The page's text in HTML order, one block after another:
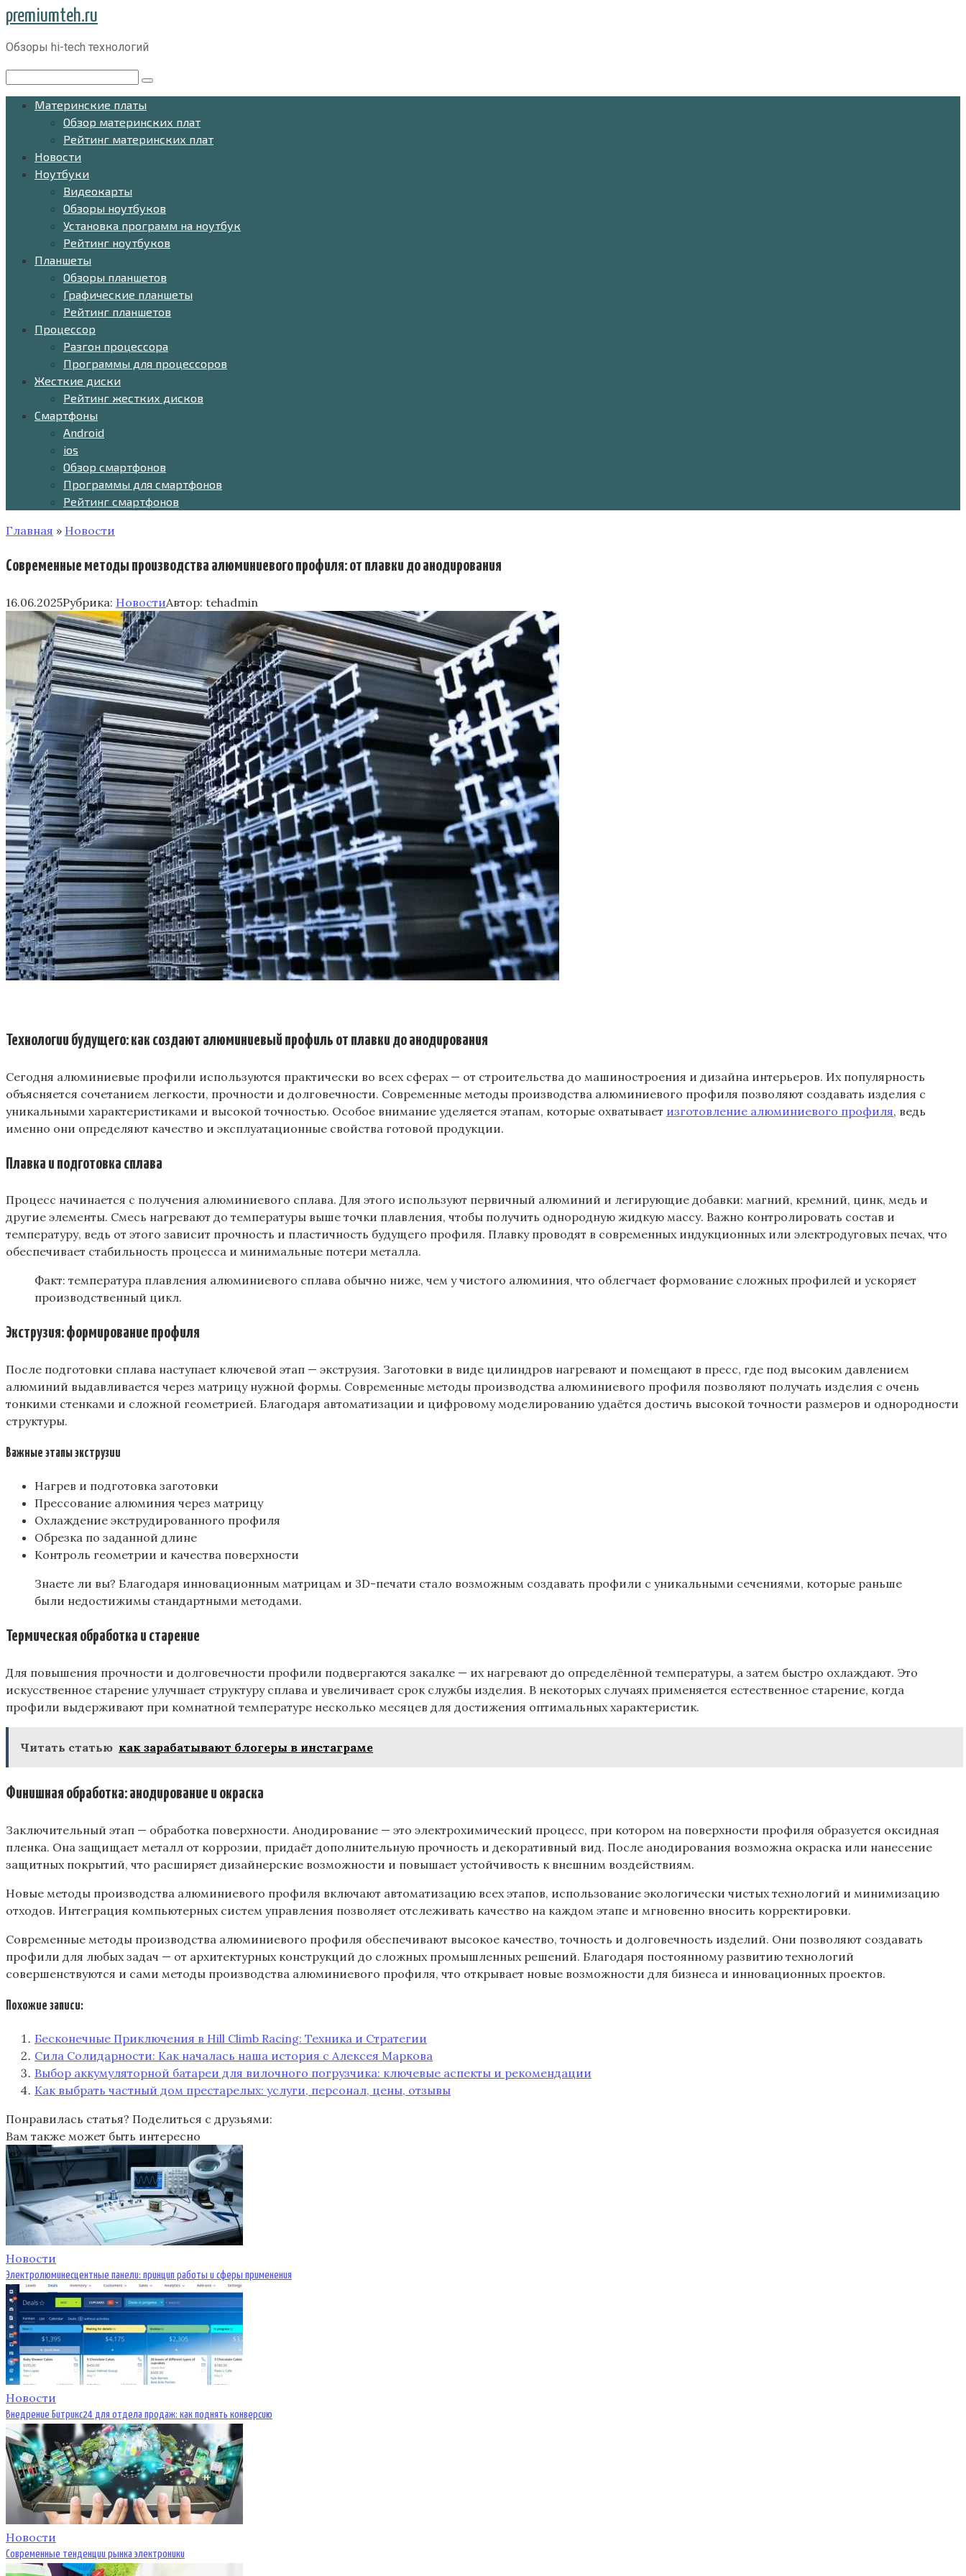
Перейти
контенту
premiumteh.ru
Обзоры hi-tech технологий
Материнские платы
Обзор материнских плат
Рейтинг материнских плат
Новости
Ноутбуки
Видеокарты
Обзоры ноутбуков
Установка программ на ноутбук
Рейтинг ноутбуков
Планшеты
Обзоры планшетов
Графические планшеты
Рейтинг планшетов
Процессор
Разгон процессора
Программы для процессоров
Жесткие диски
Рейтинг жестких дисков
Смартфоны
Android
ios
Обзор смартфонов
Программы для смартфонов
Рейтинг смартфонов
Главная » Новости
Современные методы производства алюминиевого профиля: от плавки до анодирования
16.06.2025Рубрика: НовостиАвтор: tehadmin
Технологии будущего: как создают алюминиевый профиль от плавки до анодирования
Сегодня алюминиевые профили используются практически во всех сферах — от строительства до машиностроения и дизайна интерьеров. Их популярность
объясняется сочетанием легкости, прочности и долговечности. Современные методы производства алюминиевого профиля позволяют создавать изделия с
уникальными характеристиками и высокой точностью. Особое внимание уделяется этапам, которые охватывает изготовление алюминиевого профиля, ведь
именно они определяют качество и эксплуатационные свойства готовой продукции.
Плавка и подготовка сплава
Процесс начинается с получения алюминиевого сплава. Для этого используют первичный алюминий и легирующие добавки: магний, кремний, цинк, медь и
другие элементы. Смесь нагревают до температуры выше точки плавления, чтобы получить однородную жидкую массу. Важно контролировать состав и
температуру, ведь от этого зависит прочность и пластичность будущего профиля. Плавку проводят в современных индукционных или электродуговых печах, что
обеспечивает стабильность процесса и минимальные потери металла.
Факт: температура плавления алюминиевого сплава обычно ниже, чем у чистого алюминия, что облегчает формование сложных профилей и ускоряет
производственный цикл.
Экструзия: формирование профиля
После подготовки сплава наступает ключевой этап — экструзия. Заготовки в виде цилиндров нагревают и помещают в пресс, где под высоким давлением
алюминий выдавливается через матрицу нужной формы. Современные методы производства алюминиевого профиля позволяют получать изделия с очень
тонкими стенками и сложной геометрией. Благодаря автоматизации и цифровому моделированию удаётся достичь высокой точности размеров и однородности
структуры.
Важные этапы экструзии
Нагрев и подготовка заготовки
Прессование алюминия через матрицу
Охлаждение экструдированного профиля
Обрезка по заданной длине
Контроль геометрии и качества поверхности
Знаете ли вы? Благодаря инновационным матрицам и 3D-печати стало возможным создавать профили с уникальными сечениями, которые раньше
были недостижимы стандартными методами.
Термическая обработка и старение
Для повышения прочности и долговечности профили подвергаются закалке — их нагревают до определённой температуры, а затем быстро охлаждают. Это
искусственное старение улучшает структуру сплава и увеличивает срок службы изделия. В некоторых случаях применяется естественное старение, когда
профили выдерживают при комнатной температуре несколько месяцев для достижения оптимальных характеристик.
Читать статью как зарабатывают блогеры в инстаграме
Финишная обработка: анодирование и окраска
Заключительный этап — обработка поверхности. Анодирование — это электрохимический процесс, при котором на поверхности профиля образуется оксидная
пленка. Она защищает металл от коррозии, придаёт дополнительную прочность и декоративный вид. После анодирования возможна окраска или нанесение
защитных покрытий, что расширяет дизайнерские возможности и повышает устойчивость к внешним воздействиям.
Новые методы производства алюминиевого профиля включают автоматизацию всех этапов, использование экологически чистых технологий и минимизацию
отходов. Интеграция компьютерных систем управления позволяет отслеживать качество на каждом этапе и мгновенно вносить корректировки.
Современные методы производства алюминиевого профиля обеспечивают высокое качество, точность и долговечность изделий. Они позволяют создавать
профили для любых задач — от архитектурных конструкций до сложных промышленных решений. Благодаря постоянному развитию технологий
совершенствуются и сами методы производства алюминиевого профиля, что открывает новые возможности для бизнеса и инновационных проектов.
Похожие записи:
Бесконечные Приключения в Hill Climb Racing: Техника и Стратегии
Сила Солидарности: Как началась наша история с Алексея Маркова
Выбор аккумуляторной батареи для вилочного погрузчика: ключевые аспекты и рекомендации
Как выбрать частный дом престарелых: услуги, персонал, цены, отзывы
Понравилась статья? Поделиться с друзьями:
Вам также может быть интересно
Новости
Электролюминесцентные панели: принцип работы и сферы применения
Новости
Внедрение Битрикс24 для отдела продаж: как поднять конверсию
Новости
Современные тенденции рынка электроники